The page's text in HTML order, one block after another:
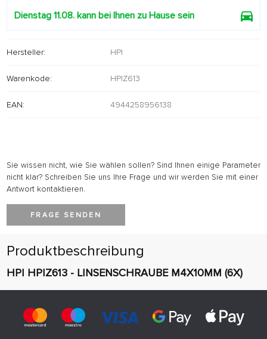
Dienstag 11.08. kann bei Ihnen zu Hause sein
Hersteller: HPI
Warenkode: HPIZ613
EAN: 4944258956138
Sie wissen nicht, wie Sie wählen sollen? Sind Ihnen einige Parameter
nicht klar? Schreiben Sie uns Ihre Frage und wir werden Sie mit einer
Antwort kontaktieren.
FRAGE SENDEN
Produktbeschreibung
HPI HPIZ613 - LINSENSCHRAUBE M4X10MM (6X)